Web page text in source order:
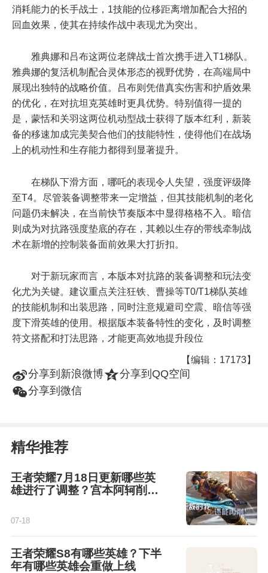
消耗能力的长手战士，1技能的位移距离增加配合大招的
回血效果，使其在持续作战中表现尤为突出。
雅典娜和吕布这两位老牌战士首次携手进入T1梯队。
雅典娜的复活机制配合灵体形态的视野优势，在高端局中
展现出独特的战略价值。吕布则凭借真实伤害和护盾效果
的优化，在对抗坦克英雄时更具优势。特别值得一提的
是，蒙恬和关羽这两位机动型战士获得了版本红利，新装
备的移速加成完美契合他们的技能特性，使得他们在战场
上的机动性和生存能力都得到显著提升。
在梯队下滑方面，哪吒的表现令人失望，强度评级降
至T4。尽管装备调整带来一定增益，但其技能机制的老化
问题仍未解决，在当前快节奏版本中显得格格不入。暗信
则成为对抗路强度垫底的存在，其赖以生存的带线牵制战
术在新增的控制装备面前效果大打折扣。
对于新玩家而言，本版本对抗路的装备调整和玩法变
化尤为关键。建议重点关注狂铁、曹操等T0/T1梯队英雄
的技能机制和出装思路，同时注意规避司空震、暗信等强
度下滑英雄的使用。根据版本装备特性的变化，及时调整
符文搭配和打法思路，才能更高效地提升段位
【编辑：17173】
t分享到新浪微博z分享到QQ空间
w分享到微信
精华推荐
王者荣耀7月18日更新哪些英
雄进行了调整？宫本阿轲削弱
07-18
王者荣耀S8有哪些英雄？下半
年有哪些英雄会重做上线